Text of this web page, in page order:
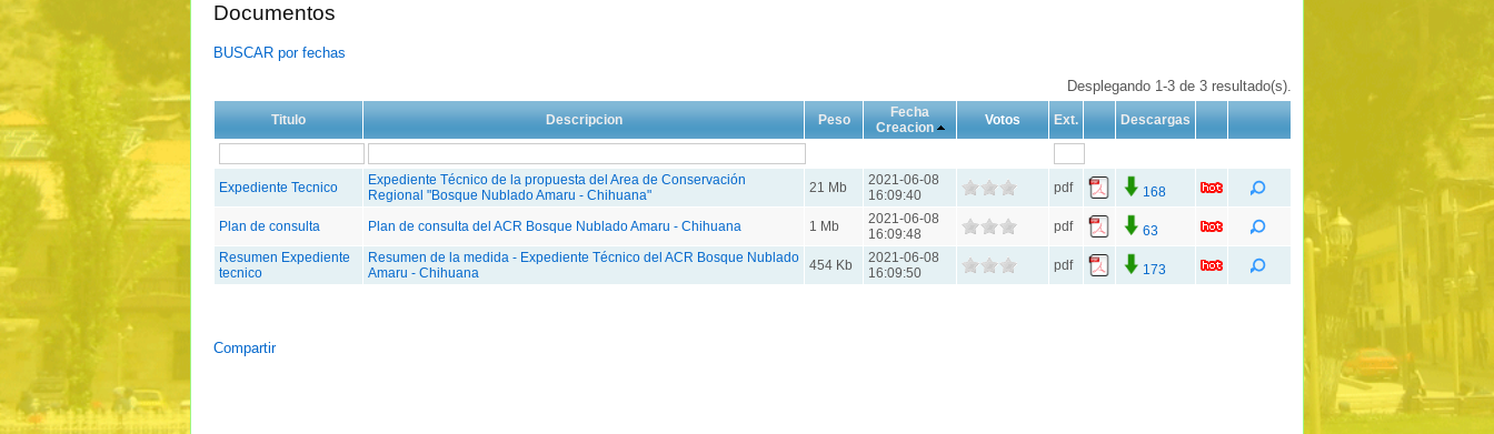
Documentos
BUSCAR por fechas
Desplegando 1-3 de 3 resultado(s).
Titulo Descripcion Peso
Fecha
Creacion
Votos Ext. Descargas
Expediente Tecnico
Expediente Técnico de la propuesta del Area de Conservación
Regional "Bosque Nublado Amaru - Chihuana"
21 Mb
2021-06-08
16:09:40
pdf 168
Plan de consulta Plan de consulta del ACR Bosque Nublado Amaru - Chihuana 1 Mb
2021-06-08
16:09:48
pdf
63
Resumen Expediente
tecnico
Resumen de la medida - Expediente Técnico del ACR Bosque Nublado
Amaru - Chihuana
454 Kb
2021-06-08
16:09:50
pdf 173
Compartir